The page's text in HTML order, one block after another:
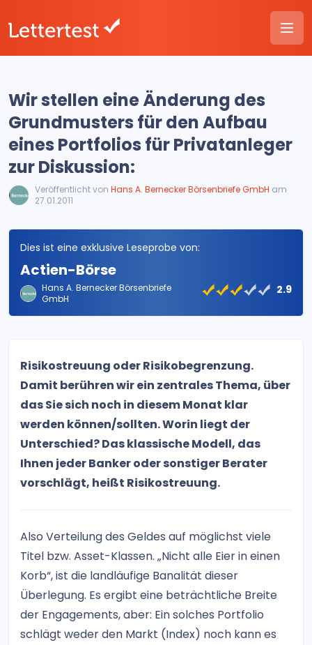
Wir stellen eine Änderung des
Grundmusters für den Aufbau
eines Portfolios für Privatanleger
zur Diskussion:
Veröffentlicht von Hans A. Bernecker Börsenbriefe GmbH am
27.01.2011
Dies ist eine exklusive Leseprobe von:
Actien-Börse
Hans A. Bernecker Börsenbriefe
GmbH
2.9
Risikostreuung oder Risikobegrenzung.
Damit berühren wir ein zentrales Thema, über
das Sie sich noch in diesem Monat klar
werden können/sollten. Worin liegt der
Unterschied? Das klassische Modell, das
Ihnen jeder Banker oder sonstiger Berater
vorschlägt, heißt Risikostreuung.
Also Verteilung des Geldes auf möglichst viele
Titel bzw. Asset-Klassen. „Nicht alle Eier in einen
Korb“, ist die landläufige Banalität dieser
Überlegung. Es ergibt eine beträchtliche Breite
der Engagements, aber: Ein solches Portfolio
schlägt weder den Markt (Index) noch kann es